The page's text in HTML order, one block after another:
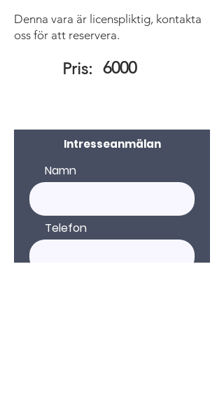
Denna vara är licenspliktig, kontakta
oss för att reservera.
Pris: 6000
Intresseanmälan
Namn
Telefon